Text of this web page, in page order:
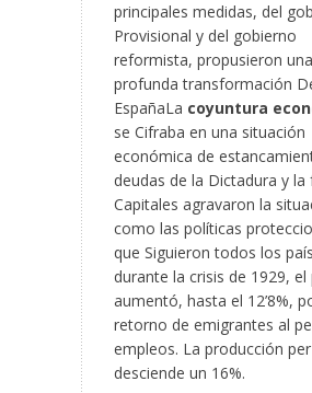
principales medidas, del
Provisional y del gobierno
reformista, propusieron una
profunda transformación
EspañaLa coyuntura
se Cifraba en una situación
económica de
deudas de la Dictadura y la
Capitales agravaron la
como las políticas
que Siguieron todos los
durante la crisis de 1929, el
aumentó, hasta el 12’8%,
retorno de emigrantes al
empleos. La producción
desciende un 16%.